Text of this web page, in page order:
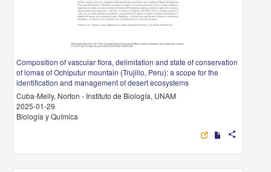
Composition of vascular flora, delimitation and state of conservation
of lomas of Ochiputur mountain (Trujillo, Peru): a scope for the
identification and management of desert ecosystems
Cuba-Melly, Norton - Instituto de Biología, UNAM
2025-01-29
Biología y Química
share